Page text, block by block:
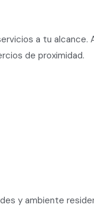
a tu alcance.
de proximidad.
y ambiente